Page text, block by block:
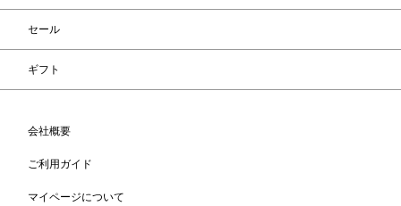
セール
ギフト
会社概要
ご利用ガイド
マイページについて